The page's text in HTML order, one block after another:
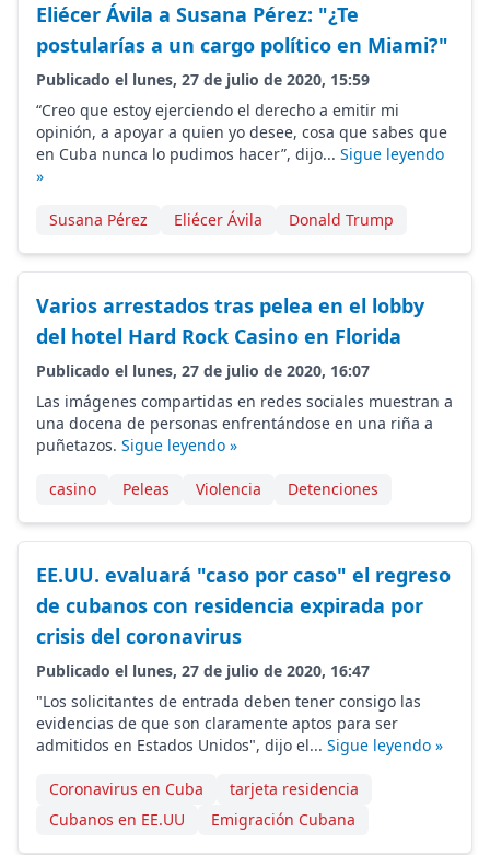
Eliécer Ávila a Susana Pérez: "¿Te
postularías a un cargo político en Miami?"
Publicado el lunes, 27 de julio de 2020, 15:59
“Creo que estoy ejerciendo el derecho a emitir mi
opinión, a apoyar a quien yo desee, cosa que sabes que
en Cuba nunca lo pudimos hacer”, dijo... Sigue leyendo
»
Susana Pérez Eliécer Ávila Donald Trump
Varios arrestados tras pelea en el lobby
del hotel Hard Rock Casino en Florida
Publicado el lunes, 27 de julio de 2020, 16:07
Las imágenes compartidas en redes sociales muestran a
una docena de personas enfrentándose en una riña a
puñetazos. Sigue leyendo »
casino Peleas Violencia Detenciones
EE.UU. evaluará "caso por caso" el regreso
de cubanos con residencia expirada por
crisis del coronavirus
Publicado el lunes, 27 de julio de 2020, 16:47
"Los solicitantes de entrada deben tener consigo las
evidencias de que son claramente aptos para ser
admitidos en Estados Unidos", dijo el... Sigue leyendo »
Coronavirus en Cuba
tarjeta residencia
Cubanos en EE.UU
Emigración Cubana